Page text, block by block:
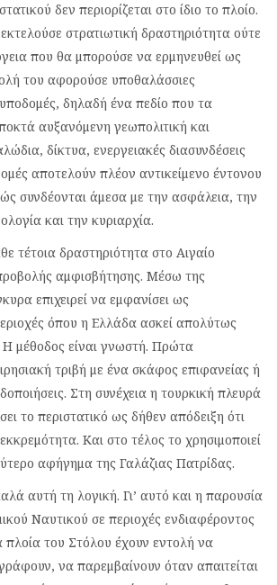
δεν περιορίζεται στο ίδιο το πλοίο.
στρατιωτική δραστηριότητα ούτε
που θα μπορούσε να ερμηνευθεί ως
του αφορούσε υποθαλάσσιες
δηλαδή ένα πεδίο που τα
αυξανόμενη γεωπολιτική και
δίκτυα, ενεργειακές διασυνδέσεις
αποτελούν πλέον αντικείμενο έντονου
συνδέονται άμεσα με την ασφάλεια, την
και την κυριαρχία.
τέτοια δραστηριότητα στο Αιγαίο
αμφισβήτησης. Μέσω της
επιχειρεί να εμφανίσει ως
όπου η Ελλάδα ασκεί απολύτως
Η μέθοδος είναι γνωστή. Πρώτα
τριβή με ένα σκάφος επιφανείας ή
Στη συνέχεια η τουρκική πλευρά
το περιστατικό ως δήθεν απόδειξη ότι
Και στο τέλος το χρησιμοποιεί
αφήγημα της Γαλάζιας Πατρίδας.
αυτή τη λογική. Γι’ αυτό και η παρουσία
Ναυτικού σε περιοχές ενδιαφέροντος
πλοία του Στόλου έχουν εντολή να
να παρεμβαίνουν όταν απαιτείται